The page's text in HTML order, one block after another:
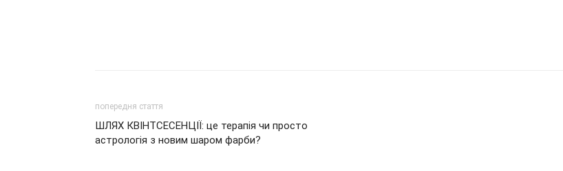
попередня стаття
ШЛЯХ КВІНТСЕСЕНЦІЇ: це терапія чи просто
астрологія з новим шаром фарби?